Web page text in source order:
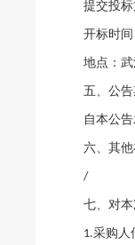
提交投
开标时
地点：
五、公
自本公
六、其
/
七、对
1.采购人